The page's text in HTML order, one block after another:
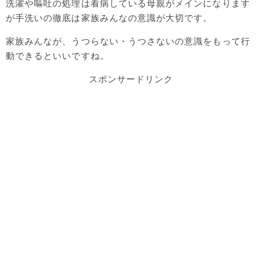
洗濯や嘔吐の処理は看病している母親がメインになります
が手洗いの徹底は家族みんなの意識が大切です。
家族みんなが、うつらない・うつさないの意識をもって行
動できるといいですね。
スポンサードリンク